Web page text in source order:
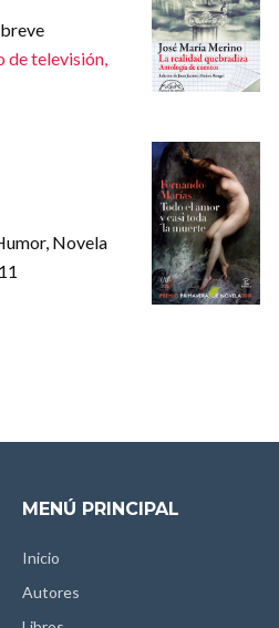
de televisión,
Novela
MENÚ PRINCIPAL
Inicio
Autores